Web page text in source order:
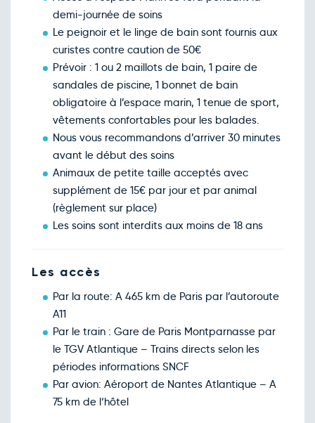
demi-journée de soins
Le peignoir et le linge de bain sont fournis aux
curistes contre caution de 50€
Prévoir : 1 ou 2 maillots de bain, 1 paire de
sandales de piscine, 1 bonnet de bain
obligatoire à l’espace marin, 1 tenue de sport,
vêtements confortables pour les balades.
Nous vous recommandons d’arriver 30 minutes
avant le début des soins
Animaux de petite taille acceptés avec
supplément de 15€ par jour et par animal
(règlement sur place)
Les soins sont interdits aux moins de 18 ans
Les accès
Par la route: A 465 km de Paris par l’autoroute
A11
Par le train : Gare de Paris Montparnasse par
le TGV Atlantique – Trains directs selon les
périodes informations SNCF
Par avion: Aéroport de Nantes Atlantique – A
75 km de l‘hôtel